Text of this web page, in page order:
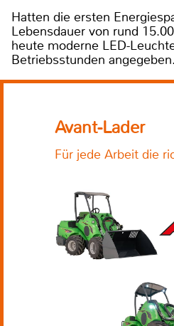
Hatten die ersten
Lebensdauer von rund
heute moderne LED-
Betriebsstunden angegeben.
Avant-Lader
Für jede Arbeit die